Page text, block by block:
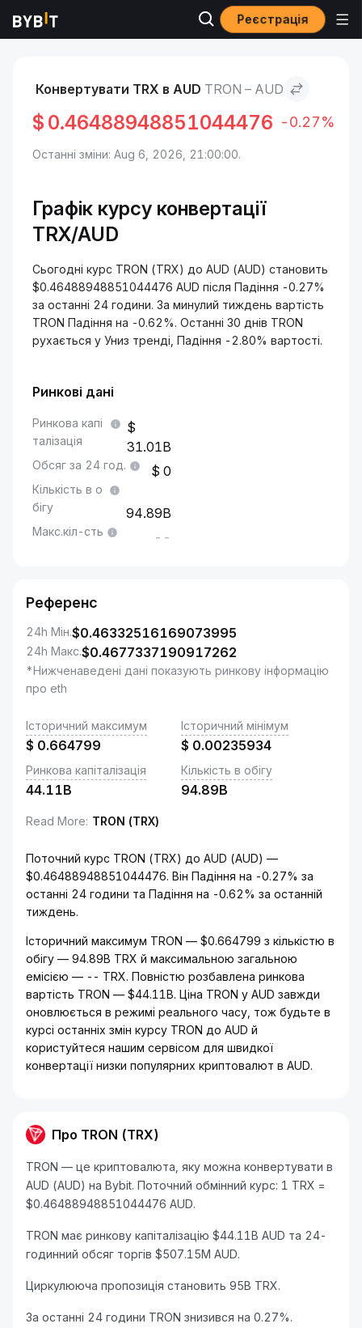
Реєстрація
Ринки TRON to AUD
Конвертувати TRX в AUD TRON – AUD
$ 0.46488948851044476 -0.27%
Останні зміни: Aug 6, 2026, 21:00:00.
Графік курсу конвертації
TRX/AUD
Сьогодні курс TRON (TRX) до AUD (AUD) становить
$0.46488948851044476 AUD після Падіння -0.27%
за останні 24 години. За минулий тиждень вартість
TRON Падіння на -0.62%. Останні 30 днів TRON
рухається у Униз тренді, Падіння -2.80% вартості.
Ринкові дані
Ринкова капі
талізація
31.01B
Обсяг за 24 год. 0
Кількість в о
бігу
94.89B
Макс.кіл-сть --
Референс
24h Мін.$0.46332516169073995
24h Макс.$0.4677337190917262
*Нижченаведені дані показують ринкову інформацію
про eth
Історичний максимум
$ 0.664799
Історичний мінімум
$ 0.00235934
Ринкова капіталізація
44.11B
Кількість в обігу
94.89B
Read More: TRON (TRX)
Поточний курс TRON (TRX) до AUD (AUD) —
$0.46488948851044476. Він Падіння на -0.27% за
останні 24 години та Падіння на -0.62% за останній
тиждень.
Історичний максимум TRON — $0.664799 з кількістю в
обігу — 94.89B TRX й максимальною загальною
емісією — -- TRX. Повністю розбавлена ринкова
вартість TRON — $44.11B. Ціна TRON у AUD завжди
оновлюється в режимі реального часу, тож будьте в
курсі останніх змін курсу TRON до AUD й
користуйтеся нашим сервісом для швидкої
конвертації низки популярних криптовалют в AUD.
Про TRON (TRX)
TRON — це криптовалюта, яку можна конвертувати в
AUD (AUD) на Bybit. Поточний обмінний курс: 1 TRX =
$0.46488948851044476 AUD.
TRON має ринкову капіталізацію $44.11B AUD та 24-
годинний обсяг торгів $507.15M AUD.
Циркулююча пропозиція становить 95B TRX.
За останні 24 години TRON знизився на 0.27%.